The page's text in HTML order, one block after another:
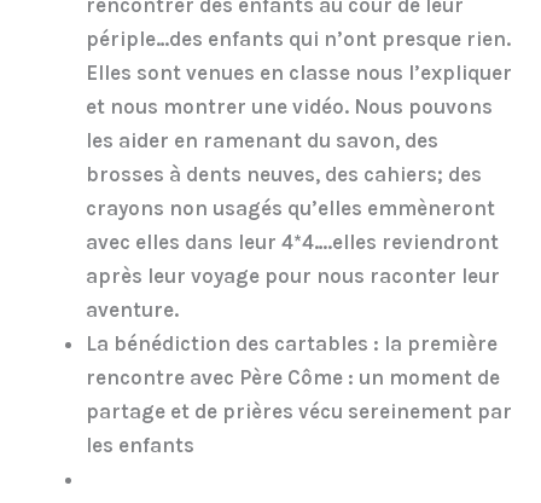
périple…des enfants qui n’ont presque rien.
Elles sont venues en classe nous l’expliquer
et nous montrer une vidéo. Nous pouvons
les aider en ramenant du savon, des
brosses à dents neuves, des cahiers; des
crayons non usagés qu’elles emmèneront
avec elles dans leur 4*4….elles reviendront
après leur voyage pour nous raconter leur
aventure.
La bénédiction des cartables : la première
rencontre avec Père Côme : un moment de
partage et de prières vécu sereinement par
les enfants